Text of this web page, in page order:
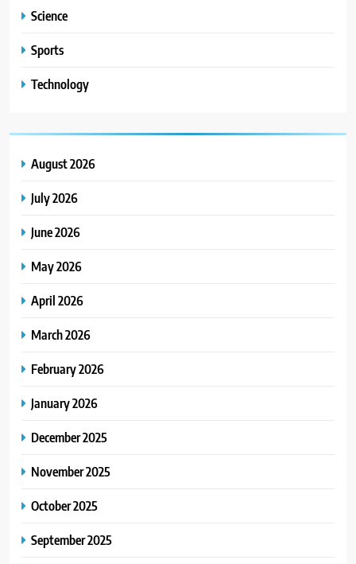
Science
Sports
Technology
August 2026
July 2026
June 2026
May 2026
April 2026
March 2026
February 2026
January 2026
December 2025
November 2025
October 2025
September 2025